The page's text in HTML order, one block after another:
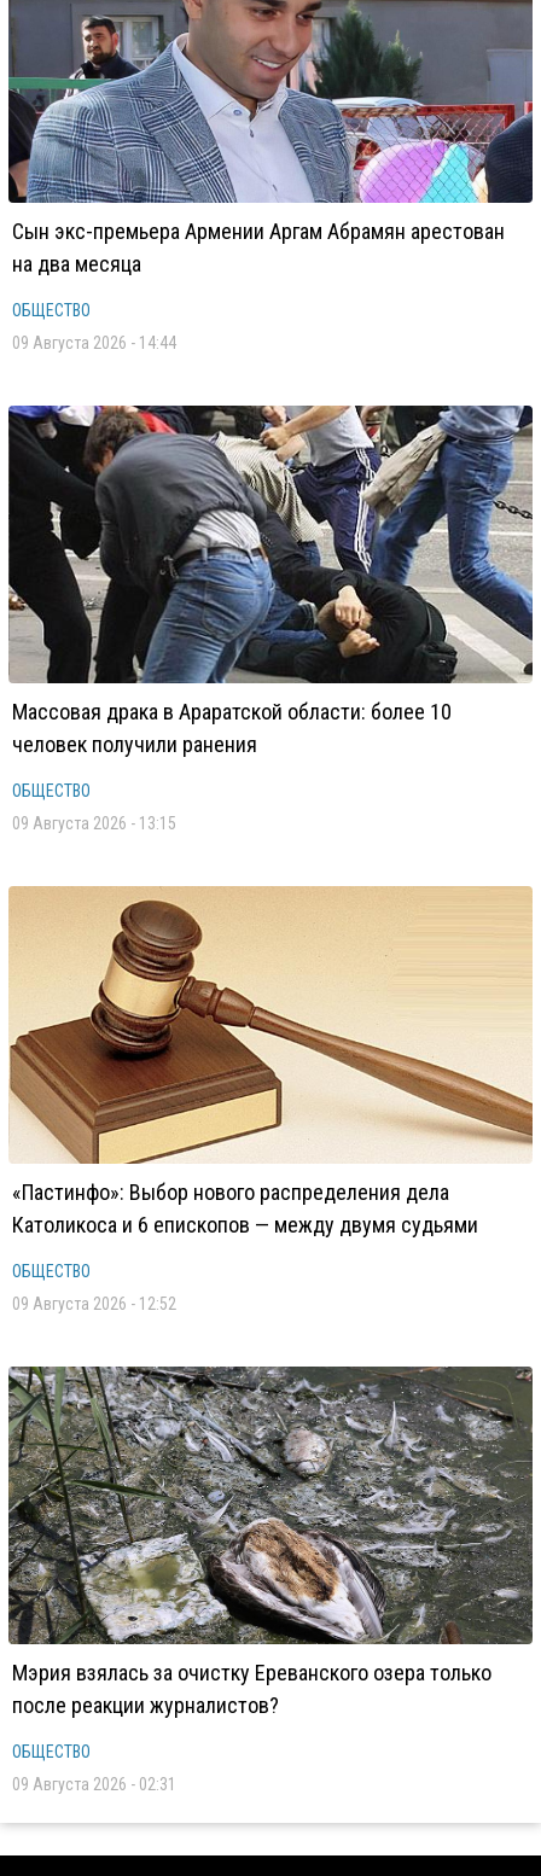
Сын экс-премьера Армении Аргам Абрамян арестован
на два месяца
ОБЩЕСТВО
09 Августа 2026 - 14:44
Массовая драка в Араратской области: более 10
человек получили ранения
ОБЩЕСТВО
09 Августа 2026 - 13:15
«Пастинфо»: Выбор нового распределения дела
Католикоса и 6 епископов — между двумя судьями
ОБЩЕСТВО
09 Августа 2026 - 12:52
Мэрия взялась за очистку Ереванского озера только
после реакции журналистов?
ОБЩЕСТВО
09 Августа 2026 - 02:31